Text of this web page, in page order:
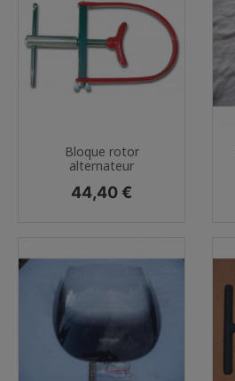
Bloque rotor
alternateur
Prix
44,40 €